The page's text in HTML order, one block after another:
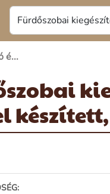
é...